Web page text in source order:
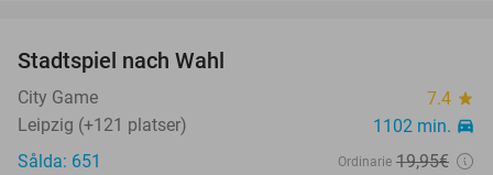
Stadtspiel nach Wahl
City Game 7.4 star
Leipzig (+121 platser) 1102 min. directions_car
Sålda: 651 Ordinarie 19,95€